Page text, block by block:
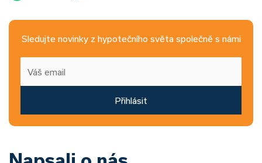
Sledujte novinky z hypotečního světa společně s námi
Přihlásit